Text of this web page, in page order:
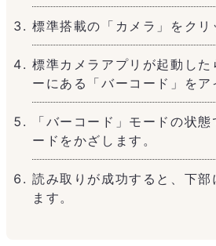
標準搭載の「カメラ」をクリ
標準カメラアプリが起動した
ーにある「バーコード」をア
「バーコード」モードの状
ードをかざします。
読み取りが成功すると、下
ます。